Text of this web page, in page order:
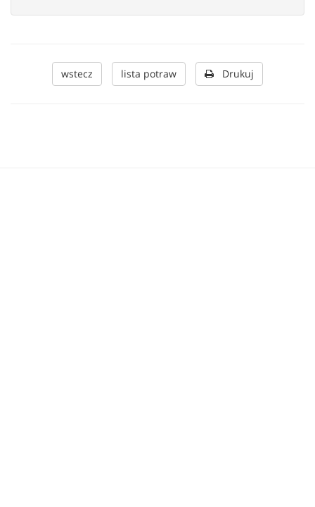
wstecz lista potraw Drukuj